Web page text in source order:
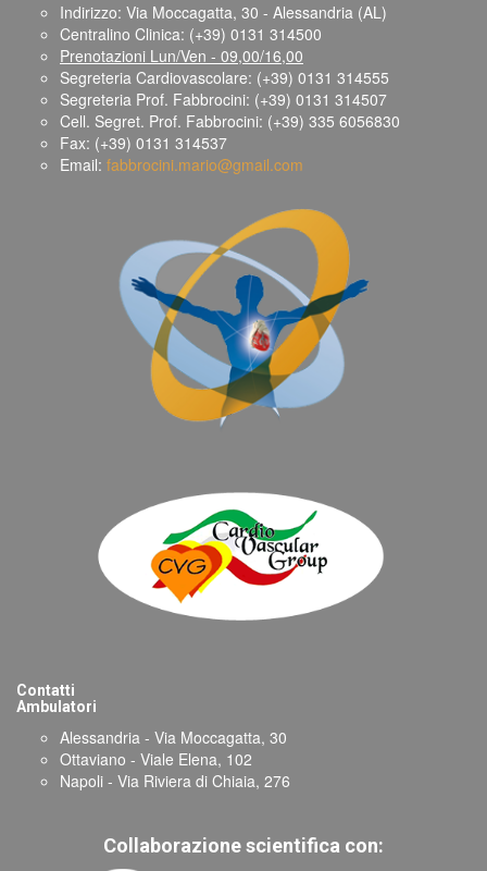
Indirizzo: Via Moccagatta, 30 - Alessandria (AL)
Centralino Clinica: (+39) 0131 314500
Prenotazioni Lun/Ven - 09,00/16,00
Segreteria Cardiovascolare: (+39) 0131 314555
Segreteria Prof. Fabbrocini: (+39) 0131 314507
Cell. Segret. Prof. Fabbrocini: (+39) 335 6056830
Fax: (+39) 0131 314537
Email: fabbrocini.mario@gmail.com
Contatti
Ambulatori
Alessandria - Via Moccagatta, 30
Ottaviano - Viale Elena, 102
Napoli - Via Riviera di Chiaia, 276
Collaborazione scientifica con: